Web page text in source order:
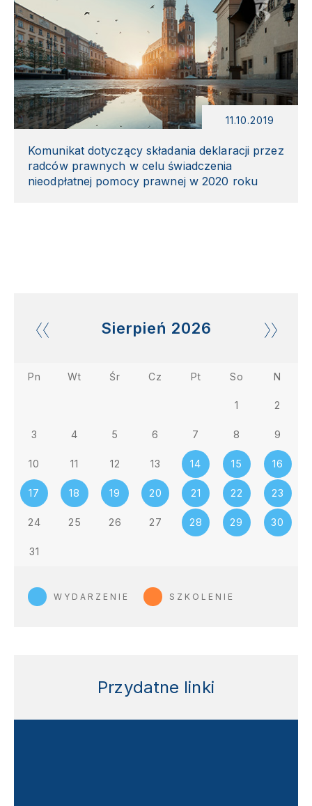
11.10.2019
Komunikat dotyczący składania deklaracji przez
radców prawnych w celu świadczenia
nieodpłatnej pomocy prawnej w 2020 roku
Sierpień 2026
Pn Wt Śr Cz Pt So N
1 2
3 4 5 6 7 8 9
10 11 12 13 14 15 16
17 18 19 20 21 22 23
24 25 26 27 28 29 30
31
WYDARZENIE SZKOLENIE
Przydatne linki